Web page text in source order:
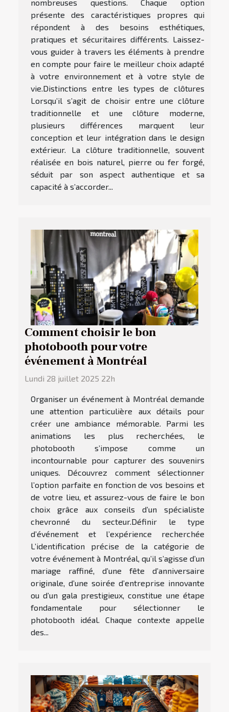
nombreuses questions. Chaque option
présente des caractéristiques propres qui
répondent à des besoins esthétiques,
pratiques et sécuritaires différents. Laissez-
vous guider à travers les éléments à prendre
en compte pour faire le meilleur choix adapté
à votre environnement et à votre style de
vie.Distinctions entre les types de clôtures
Lorsqu’il s’agit de choisir entre une clôture
traditionnelle et une clôture moderne,
plusieurs différences marquent leur
conception et leur intégration dans le design
extérieur. La clôture traditionnelle, souvent
réalisée en bois naturel, pierre ou fer forgé,
séduit par son aspect authentique et sa
capacité à s’accorder...
Comment choisir le bon
photobooth pour votre
événement à Montréal
Lundi 28 juillet 2025 22h
Organiser un événement à Montréal demande
une attention particulière aux détails pour
créer une ambiance mémorable. Parmi les
animations les plus recherchées, le
photobooth s’impose comme un
incontournable pour capturer des souvenirs
uniques. Découvrez comment sélectionner
l’option parfaite en fonction de vos besoins et
de votre lieu, et assurez-vous de faire le bon
choix grâce aux conseils d’un spécialiste
chevronné du secteur.Définir le type
d’événement et l’expérience recherchée
L’identification précise de la catégorie de
votre événement à Montréal, qu’il s’agisse d’un
mariage raffiné, d’une fête d’anniversaire
originale, d’une soirée d’entreprise innovante
ou d’un gala prestigieux, constitue une étape
fondamentale pour sélectionner le
photobooth idéal. Chaque contexte appelle
des...